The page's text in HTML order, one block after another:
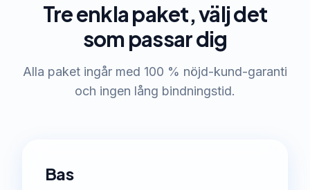
Tre enkla paket, välj det
som passar dig
Alla paket ingår med 100 % nöjd-kund-garanti
och ingen lång bindningstid.
Bas